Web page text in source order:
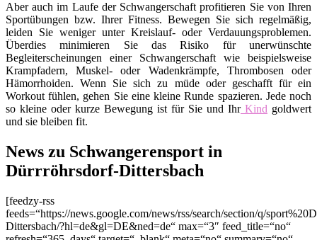
Aber auch im Laufe der Schwangerschaft profitieren Sie von Ihren
Sportübungen bzw. Ihrer Fitness. Bewegen Sie sich regelmäßig,
leiden Sie weniger unter Kreislauf- oder Verdauungsproblemen.
Überdies minimieren Sie das Risiko für unerwünschte
Begleiterscheinungen einer Schwangerschaft wie beispielsweise
Krampfadern, Muskel- oder Wadenkrämpfe, Thrombosen oder
Hämorrhoiden. Wenn Sie sich zu müde oder geschafft für ein
Workout fühlen, gehen Sie eine kleine Runde spazieren. Jede noch
so kleine oder kurze Bewegung ist für Sie und IhrKind goldwert
und sie bleiben fit.
News zu Schwangerensport in
Dürrröhrsdorf-Dittersbach
[feedzy-rss
feeds=“https://news.google.com/news/rss/search/section/q/
Dittersbach/?hl=de&gl=DE&ned=de“ max=“3″ feed_title=“no“